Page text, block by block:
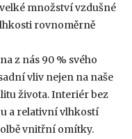
množství vzdušné
rovnoměrně
z nás 90 % svého
vliv nejen na naše
života. Interiér bez
a relativní vlhkostí
vnitřní omítky.